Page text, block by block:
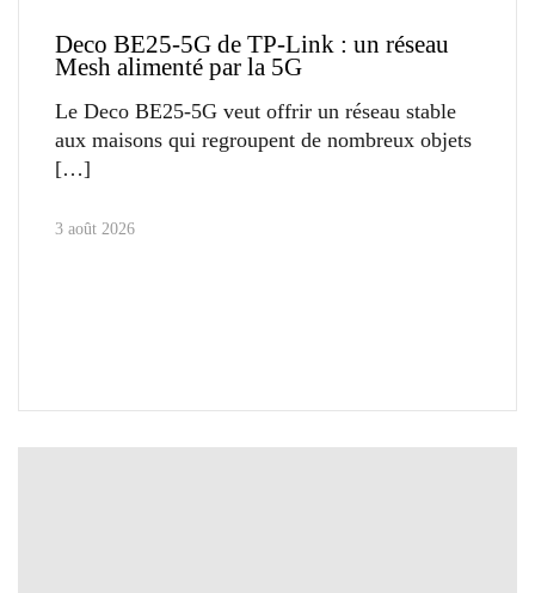
Deco BE25-5G de TP-Link : un réseau
Mesh alimenté par la 5G
Le Deco BE25-5G veut offrir un réseau stable
aux maisons qui regroupent de nombreux objets
3 août 2026